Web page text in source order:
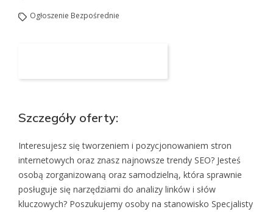
Ogłoszenie Bezpośrednie
Szczegóły oferty:
Interesujesz się tworzeniem i pozycjonowaniem stron
internetowych oraz znasz najnowsze trendy SEO? Jesteś
osobą zorganizowaną oraz samodzielną, która sprawnie
posługuje się narzędziami do analizy linków i słów
kluczowych? Poszukujemy osoby na stanowisko Specjalisty